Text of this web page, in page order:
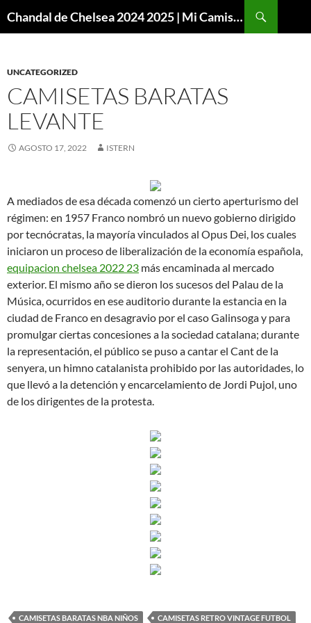
Chandal de Chelsea 2024 2025 | Mi Camiseta Futbol
UNCATEGORIZED
CAMISETAS BARATAS
LEVANTE
AGOSTO 17, 2022 ISTERN
A mediados de esa década comenzó un cierto aperturismo del
régimen: en 1957 Franco nombró un nuevo gobierno dirigido
por tecnócratas, la mayoría vinculados al Opus Dei, los cuales
iniciaron un proceso de liberalización de la economía española,
equipacion chelsea 2022 23 más encaminada al mercado
exterior. El mismo año se dieron los sucesos del Palau de la
Música, ocurridos en ese auditorio durante la estancia en la
ciudad de Franco en desagravio por el caso Galinsoga y para
promulgar ciertas concesiones a la sociedad catalana; durante
la representación, el público se puso a cantar el Cant de la
senyera, un himno catalanista prohibido por las autoridades, lo
que llevó a la detención y encarcelamiento de Jordi Pujol, uno
de los dirigentes de la protesta.
CAMISETAS BARATAS NBA NIÑOS CAMISETAS RETRO VINTAGE FUTBOL